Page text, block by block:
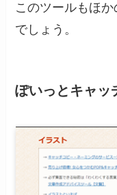
このツールもほ
でしょう。
ぽいっとキャッ